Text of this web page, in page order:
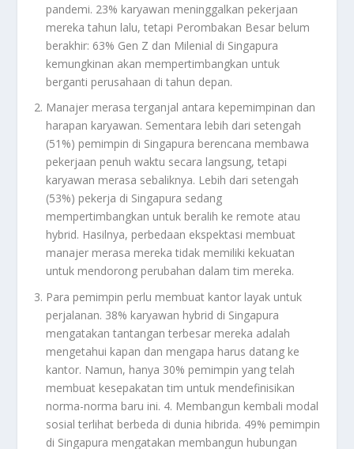
pandemi. 23% karyawan meninggalkan pekerjaan
mereka tahun lalu, tetapi Perombakan Besar belum
berakhir: 63% Gen Z dan Milenial di Singapura
kemungkinan akan mempertimbangkan untuk
berganti perusahaan di tahun depan.
Manajer merasa terganjal antara kepemimpinan dan
harapan karyawan. Sementara lebih dari setengah
(51%) pemimpin di Singapura berencana membawa
pekerjaan penuh waktu secara langsung, tetapi
karyawan merasa sebaliknya. Lebih dari setengah
(53%) pekerja di Singapura sedang
mempertimbangkan untuk beralih ke remote atau
hybrid. Hasilnya, perbedaan ekspektasi membuat
manajer merasa mereka tidak memiliki kekuatan
untuk mendorong perubahan dalam tim mereka.
Para pemimpin perlu membuat kantor layak untuk
perjalanan. 38% karyawan hybrid di Singapura
mengatakan tantangan terbesar mereka adalah
mengetahui kapan dan mengapa harus datang ke
kantor. Namun, hanya 30% pemimpin yang telah
membuat kesepakatan tim untuk mendefinisikan
norma-norma baru ini. 4. Membangun kembali modal
sosial terlihat berbeda di dunia hibrida. 49% pemimpin
di Singapura mengatakan membangun hubungan